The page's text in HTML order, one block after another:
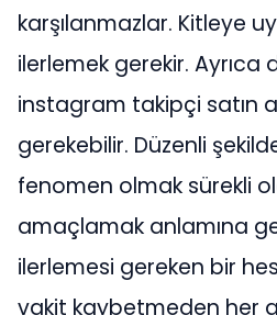
karşılanmazlar. Kitleye
ilerlemek gerekir. Ayrıca
instagram takipçi satın
gerekebilir. Düzenli
fenomen olmak sürekli
amaçlamak anlamına
ilerlemesi gereken bir
vakit kaybetmeden her